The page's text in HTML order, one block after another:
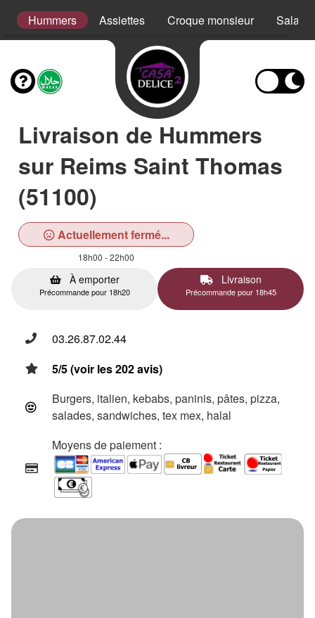
Hummers Assiettes Croque monsieur
Livraison de Hummers
sur Reims Saint Thomas
(51100)
Actuellement fermé...
18h00 - 22h00
À emporter
Précommande pour 18h20
Livraison
Précommande pour 18h45
03.26.87.02.44
5/5 (voir les 202 avis)
Burgers, italien, kebabs, paninis, pâtes, pizza,
salades, sandwiches, tex mex, halal
Moyens de paiement :